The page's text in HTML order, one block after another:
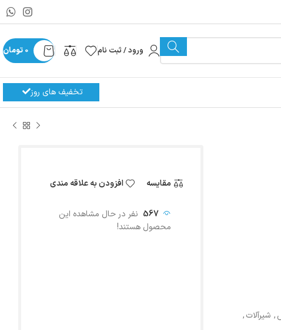
ورود / ثبت نام 0 تومان
تخفیف های روز
, شیرآلات,
مقایسه افزودن به علاقه مندی
567 نفر در حال مشاهده این
محصول هستند!